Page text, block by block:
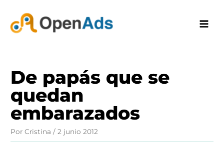
contenido
De papás que se
quedan
embarazados
PorCristina/2 junio 2012